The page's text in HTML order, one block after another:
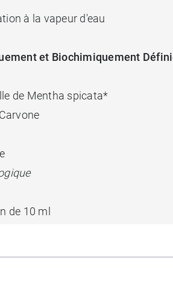
à la vapeur d'eau
et Biochimiquement
de Mentha spicata*
de 10 ml